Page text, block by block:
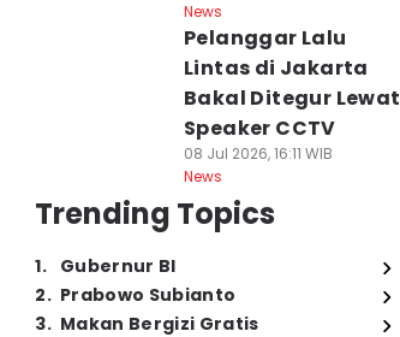
News
Pelanggar Lalu
Lintas di Jakarta
Bakal Ditegur Lewat
Speaker CCTV
08 Jul 2026, 16:11 WIB
News
Trending Topics
1. Gubernur BI
2. Prabowo Subianto
3. Makan Bergizi Gratis